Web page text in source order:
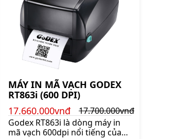
MÁY IN MÃ VẠCH GODEX
RT863i (600 DPI)
17.660.000vnđ
17.700.000vnđ
Godex RT863i là dòng máy in
mã vạch 600dpi nổi tiếng của